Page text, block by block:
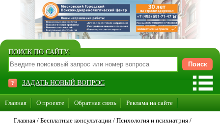
ПОИСК ПО САЙТУ:
ЗАДАТЬ НОВЫЙ ВОПРОС
Главная О проекте Обратная связь Реклама на сайте
Стать консультантом нашего сайта
Главная / Бесплатные консультации / Психология и психиатрия /